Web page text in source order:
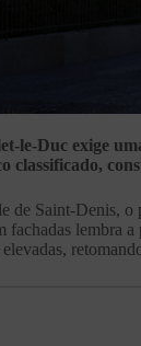
le-Duc exige
classificado,
de Saint-Denis,
fachadas lembra